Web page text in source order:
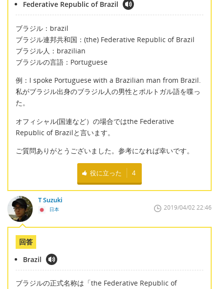
Federative Republic of Brazil
ブラジル：brazil
ブラジル連邦共和国：(the) Federative Republic of Brazil
ブラジル人：brazilian
ブラジルの言語：Portuguese
例：I spoke Portuguese with a Brazilian man from Brazil.
私がブラジル出身のブラジル人の男性とポルトガル語を喋っ
た。
オフィシャル(国連など）の場合ではthe Federative
Republic of Brazilと言います。
ご質問ありがとうございました。参考になれば幸いです。
役に立った 4
T Suzuki
日本 2019/04/02 22:46
回答
Brazil
ブラジルの正式名称は「the Federative Republic of